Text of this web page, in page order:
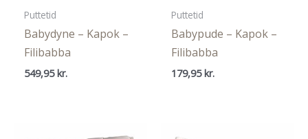
Puttetid
Babydyne – Kapok –
Filibabba
549,95 kr.
Puttetid
Babypude – Kapok –
Filibabba
179,95 kr.